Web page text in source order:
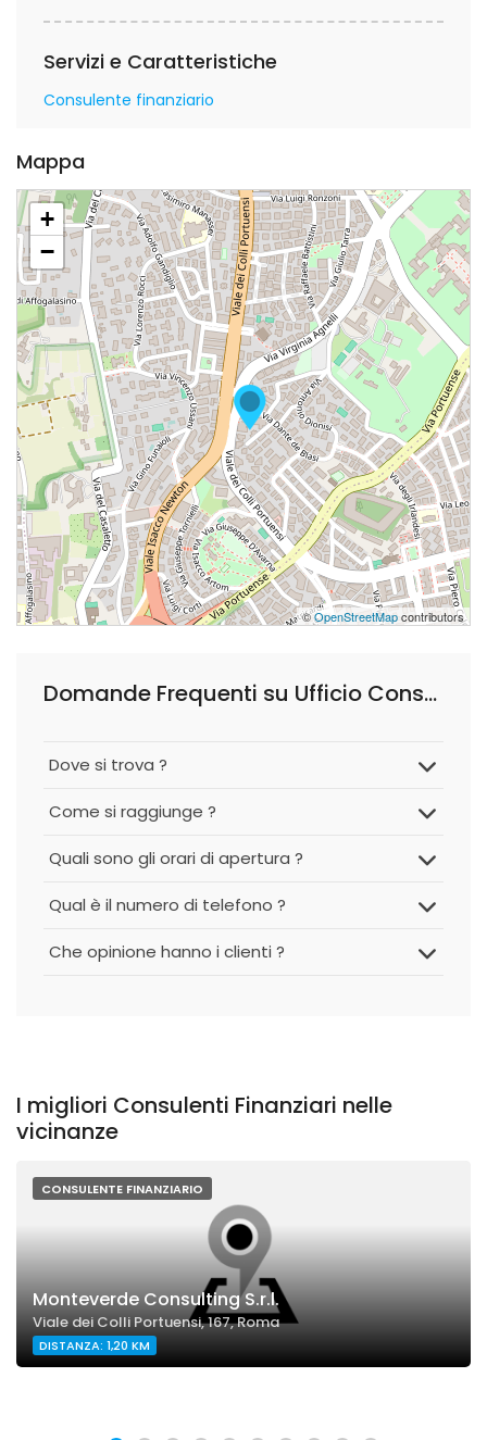
Servizi e Caratteristiche
Consulente finanziario
Mappa
+
−
©OpenStreetMapcontributors
Domande Frequenti su Ufficio Consulenti Finanziari Banca Widiba S.p.A.
Dove si trova ?
Come si raggiunge ?
Quali sono gli orari di apertura ?
Qual è il numero di telefono ?
Che opinione hanno i clienti ?
I migliori Consulenti Finanziari nelle
vicinanze
CONSULENTE FINANZIARIO
Monteverde Consulting S.r.l.
Viale dei Colli Portuensi, 167, Roma
DISTANZA: 1,20 KM